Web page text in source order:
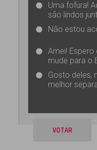
Uma fofura!
são lindos
Não estou
Amei! Espero
mude para o
Gosto deles,
melhor
VOTAR